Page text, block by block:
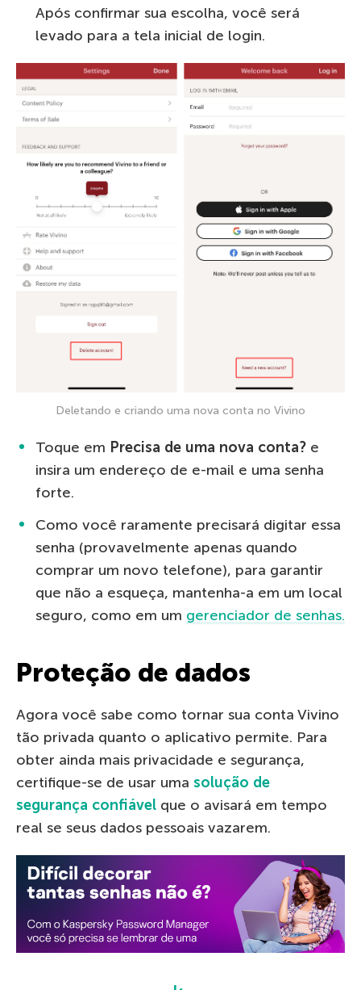
Após confirmar sua escolha, você será
levado para a tela inicial de login.
Deletando e criando uma nova conta no Vivino
Toque em Precisa de uma nova conta? e
insira um endereço de e-mail e uma senha
forte.
Como você raramente precisará digitar essa
senha (provavelmente apenas quando
comprar um novo telefone), para garantir
que não a esqueça, mantenha-a em um local
seguro, como em um gerenciador de senhas.
Proteção de dados
Agora você sabe como tornar sua conta Vivino
tão privada quanto o aplicativo permite. Para
obter ainda mais privacidade e segurança,
certifique-se de usar uma solução de
segurança confiável que o avisará em tempo
real se seus dados pessoais vazarem.